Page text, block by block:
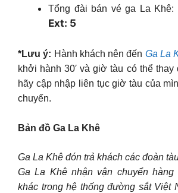
Tổng đài bán vé ga La Khê:
Ext: 5
*Lưu ý: Hành khách nên đến Ga La
khởi hành 30′ và giờ tàu có thể thay
hãy cập nhập liên tục giờ tàu của
chuyến.
Bản đồ Ga La Khê
Ga La Khê đón trả khách các đoàn
Ga La Khê nhận vận chuyển hàng
khác trong hệ thống đường sắt Việt